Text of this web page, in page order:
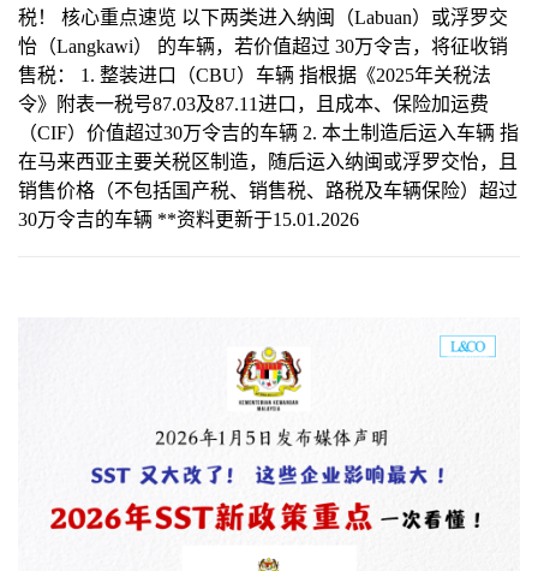
税！ 核心重点速览 以下两类进入纳闽（Labuan）或浮罗交
怡（Langkawi） 的车辆，若价值超过 30万令吉，将征收销
售税： 1. 整装进口（CBU）车辆 指根据《2025年关税法
令》附表一税号87.03及87.11进口，且成本、保险加运费
（CIF）价值超过30万令吉的车辆 2. 本土制造后运入车辆 指
在马来西亚主要关税区制造，随后运入纳闽或浮罗交怡，且
销售价格（不包括国产税、销售税、路税及车辆保险）超过
30万令吉的车辆 **资料更新于15.01.2026